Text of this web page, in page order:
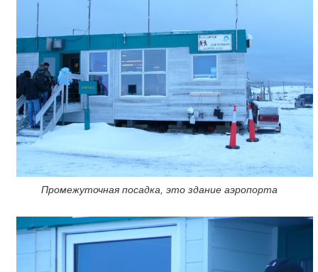
Промежуточная посадка, это здание аэропорта